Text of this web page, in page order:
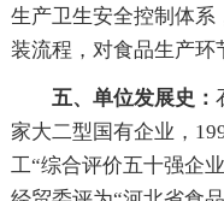
生产卫生安全控制体
装流程，对食品生产环
五、单位发展史：
家大二型国有企业，
工“综合评价五十强企